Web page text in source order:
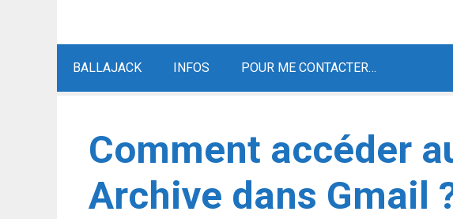
BALLAJACK INFOS POUR ME CONTACTER…
Comment accéder
Archive dans Gmail